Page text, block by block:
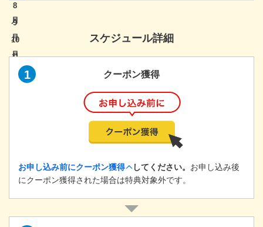
8
9
10
11
12
スケジュール詳細
1 クーポン獲得
お申し込み前にクーポン獲得 してください。 お申し込み後
にクーポン獲得された場合は特典対象外です。